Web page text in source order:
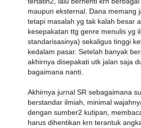
maupun eksternal. Dana memang
tetapi masalah yg tak kalah besar
kesepakatan ttg genre menulis yg
standarisasinya) sekaligus tinggi
kedalam pasar. Setelah banyak
akhirnya disepakati utk jalan saja
bagaimana nanti.
Akhirnya jurnal SR sebagaimana
berstandar ilmiah, minimal
dengan sumber2 kutipan,
harus dihentikan krn terantuk